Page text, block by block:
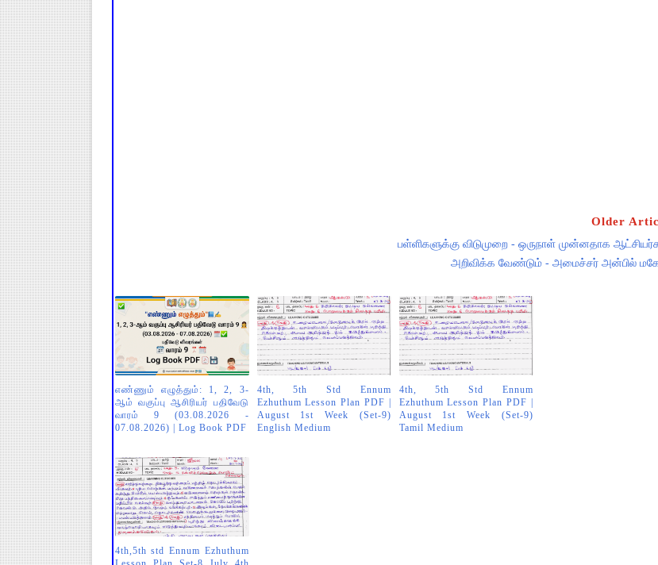
Older
பள்ளிகளுக்கு விடுமுறை - ஒருநாள் முன்னதாக
அறிவிக்க வேண்டும் - அமைச்சர் அன்பில்
எண்ணும் எழுத்தும்: 1, 2, 3-
ஆம் வகுப்பு ஆசிரியர் பதிவேடு
வாரம் 9 (03.08.2026 -
07.08.2026) | Log Book PDF
4th, 5th Std Ennum
Ezhuthum Lesson Plan PDF |
August 1st Week (Set-9)
English Medium
4th, 5th Std Ennum
Ezhuthum Lesson Plan PDF |
August 1st Week (Set-9)
Tamil Medium
4th,5th std Ennum Ezhuthum